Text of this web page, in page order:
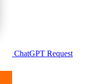
ChatGPT Request